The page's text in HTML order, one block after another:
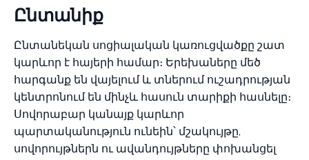
Ընտանիք
Ընտանեկան սոցիալական կառուցվածքը շատ
կարևոր է հայերի համար։ Երեխաները մեծ
հարգանք են վայելում և տներում ուշադրության
կենտրոնում են մինչև հասուն տարիքի հասնելը։
Սովորաբար կանայք կարևոր
պարտականություն ունեին՝ մշակույթը,
սովորույթներն ու ավանդույթները փոխանցել